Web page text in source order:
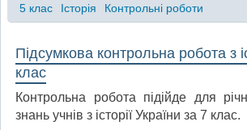
5 клас Історія Контрольні роботи
Підсумкова контрольна робота з
клас
Контрольна робота підійде для
знань учнів з історії України за 7 клас.